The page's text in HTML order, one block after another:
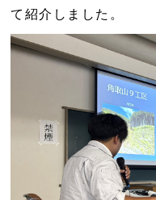
て紹介しました。